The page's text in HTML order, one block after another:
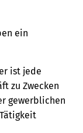
ein
ist jede
zu Zwecken
gewerblichen